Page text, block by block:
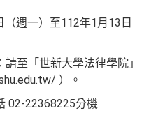
週一）至112年1月13日
至「世新大學法律學院」
）。
02-22368225分機